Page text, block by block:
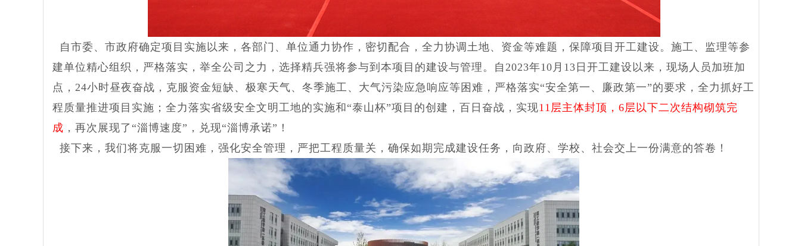
自市委、市政府确定项目实施以来，各部门、单位通力协作，密切配合，全力协调土地、资金等难题，保障项目开工建设。施工、监理等参
建单位精心组织，严格落实，举全公司之力，选择精兵强将参与到本项目的建设与管理。自2023年10月13日开工建设以来，现场人员加班加
点，24小时昼夜奋战，克服资金短缺、极寒天气、冬季施工、大气污染应急响应等困难，严格落实“安全第一、廉政第一”的要求，全力抓好工
程质量推进项目实施；全力落实省级安全文明工地的实施和“泰山杯”项目的创建，百日奋战，实现11层主体封顶，6层以下二次结构砌筑完
成 ，再次展现了“淄博速度”，兑现“淄博承诺”！
接下来，我们将克服一切困难，强化安全管理，严把工程质量关，确保如期完成建设任务，向政府、学校、社会交上一份满意的答卷！